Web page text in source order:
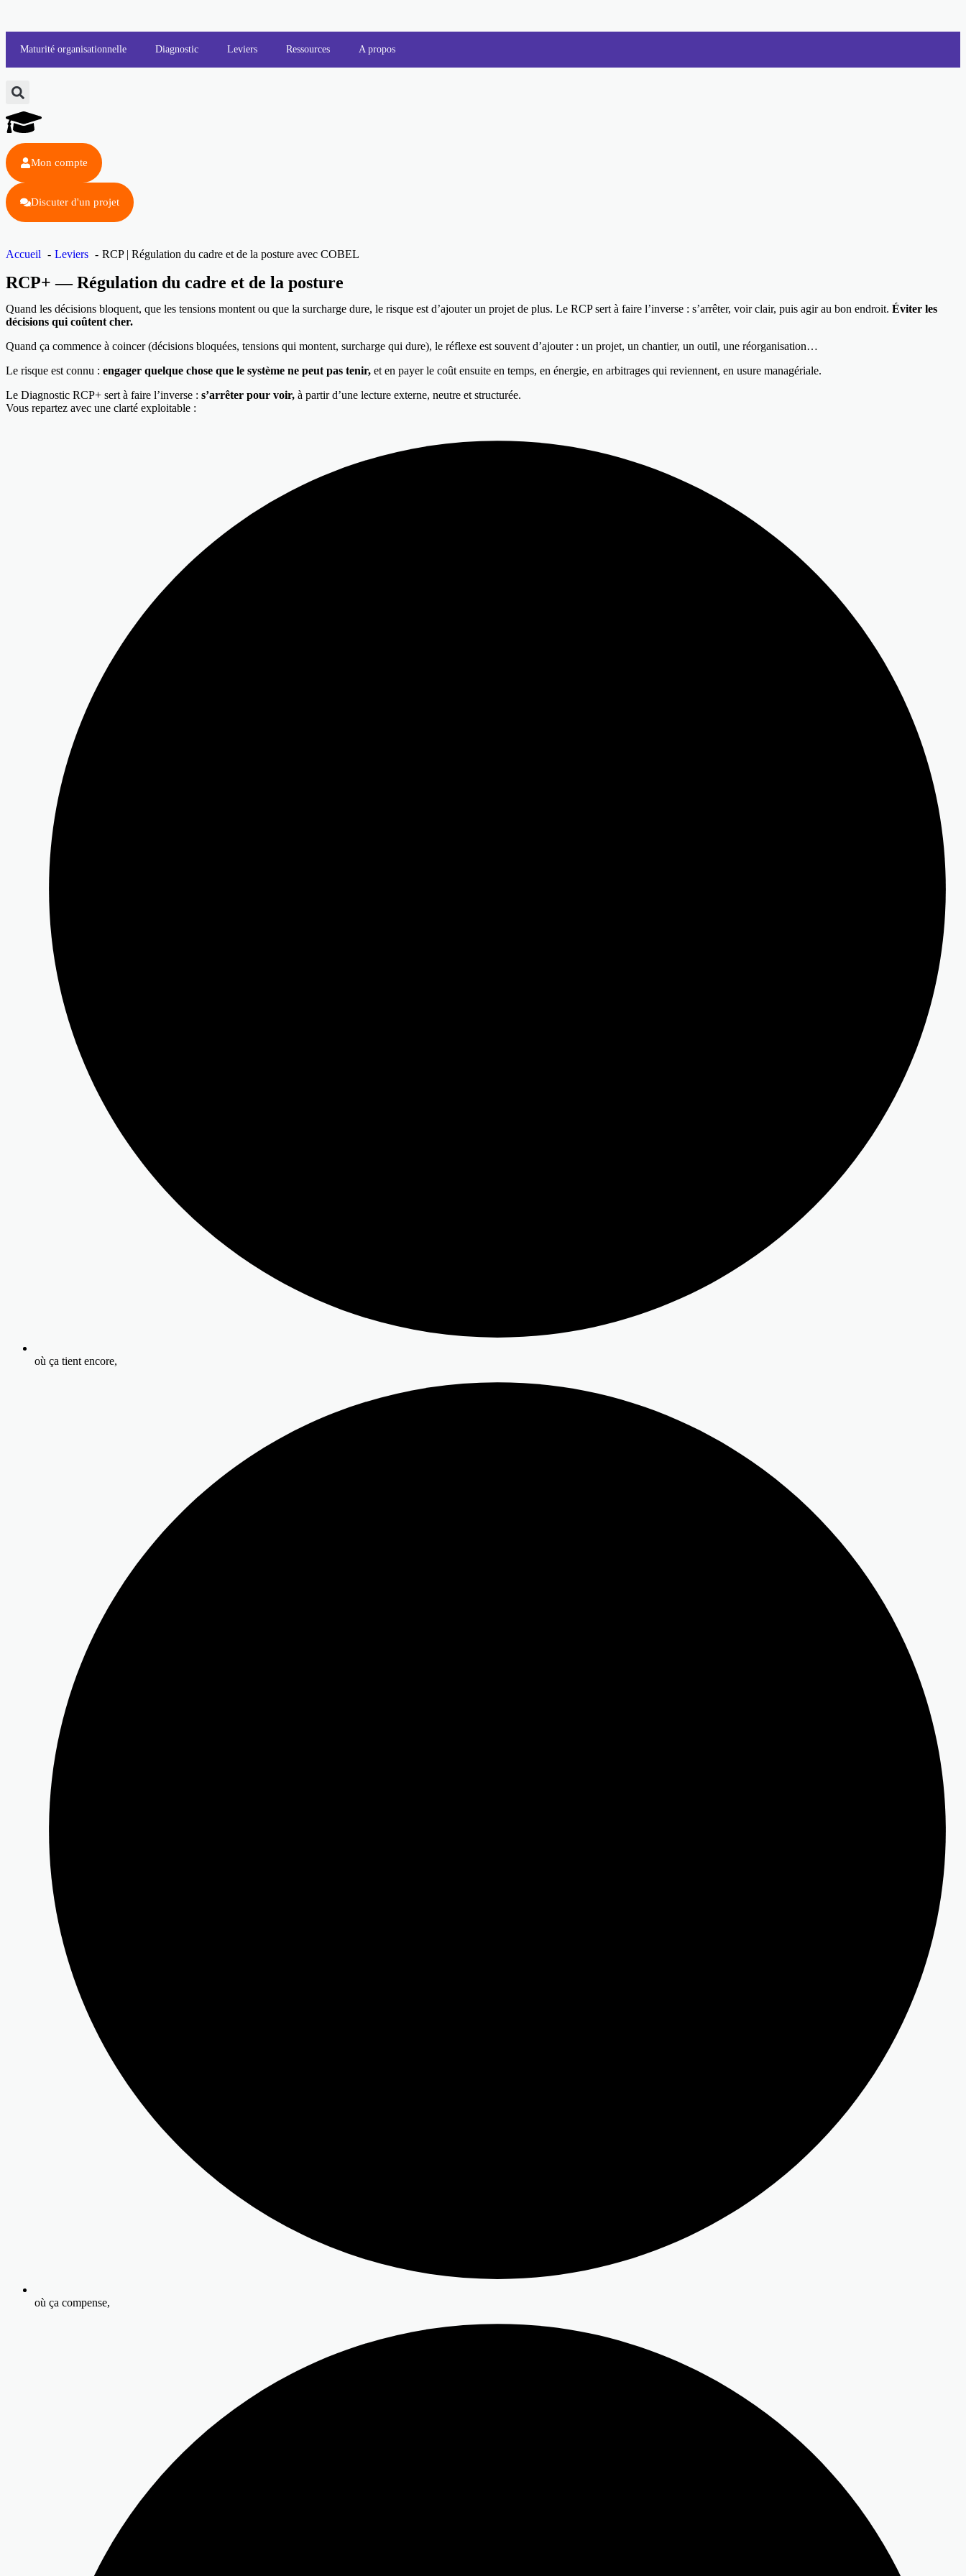
Maturité organisationnelle Diagnostic Leviers Ressources A propos
Mon compte
Discuter d'un projet
Accueil Leviers RCP | Régulation du cadre et de la posture avec COBEL
RCP+ — Régulation du cadre et de la posture
Quand les décisions bloquent, que les tensions montent ou que la surcharge dure, le risque est d’ajouter un projet de plus. Le RCP sert à faire l’inverse : s’arrêter, voir clair, puis agir au bon endroit. Éviter les
décisions qui coûtent cher.
Quand ça commence à coincer (décisions bloquées, tensions qui montent, surcharge qui dure), le réflexe est souvent d’ajouter : un projet, un chantier, un outil, une réorganisation…
Le risque est connu : engager quelque chose que le système ne peut pas tenir, et en payer le coût ensuite en temps, en énergie, en arbitrages qui reviennent, en usure managériale.
Le Diagnostic RCP+ sert à faire l’inverse : s’arrêter pour voir, à partir d’une lecture externe, neutre et structurée.
Vous repartez avec une clarté exploitable :
où ça tient encore,
où ça compense,